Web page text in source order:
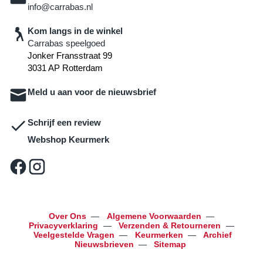
info@carrabas.nl
Kom langs in de winkel
Carrabas speelgoed
Jonker Fransstraat 99
3031 AP Rotterdam
Meld u aan voor de nieuwsbrief
Schrijf een review
Webshop Keurmerk
Over Ons — Algemene Voorwaarden —
Privacyverklaring
— Verzenden & Retourneren
—
Veelgestelde Vragen — Keurmerken —
Archief
Nieuwsbrieven — Sitemap